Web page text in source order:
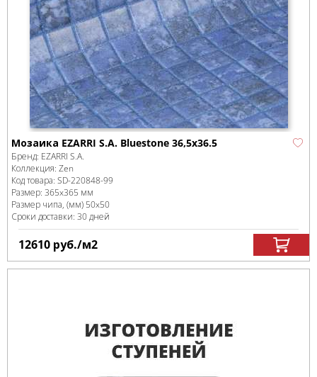
Мозаика EZARRI S.A. Bluestone 36,5x36.5
Бренд: EZARRI S.A.
Коллекция: Zen
Код товара: SD-220848-99
Размер: 365x365 мм
Размер чипа, (мм) 50x50
Сроки доставки: 30 дней
12610 руб./м2